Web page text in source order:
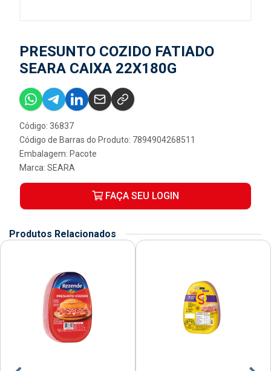
PRESUNTO COZIDO FATIADO
SEARA CAIXA 22X180G
Código: 36837
Código de Barras do Produto: 7894904268511
Embalagem: Pacote
Marca: SEARA
FAÇA SEU LOGIN
Produtos Relacionados